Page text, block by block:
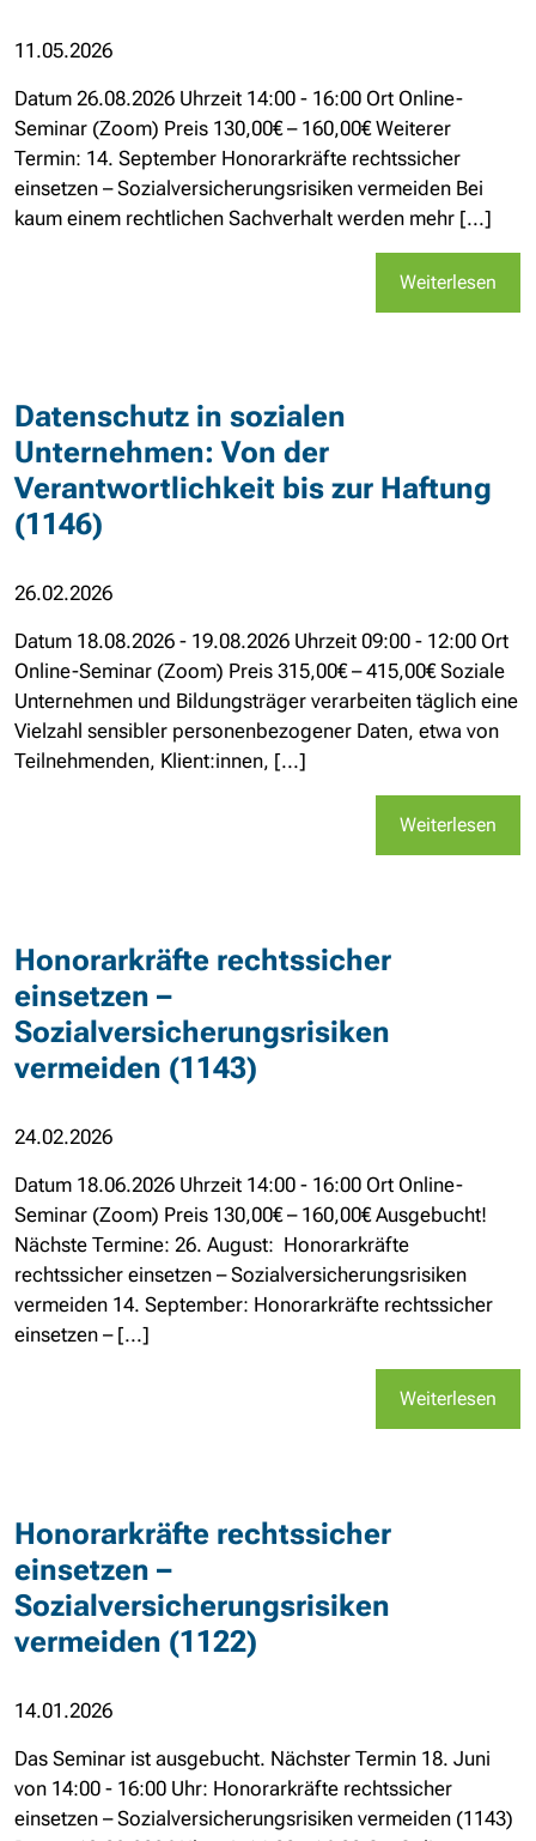
11.05.2026
Datum 26.08.2026 Uhrzeit 14:00 - 16:00 Ort Online-
Seminar (Zoom) Preis 130,00€ – 160,00€ Weiterer
Termin: 14. September Honorarkräfte rechtssicher
einsetzen – Sozialversicherungsrisiken vermeiden Bei
kaum einem rechtlichen Sachverhalt werden mehr [...]
Weiterlesen
Datenschutz in sozialen
Unternehmen: Von der
Verantwortlichkeit bis zur Haftung
(1146)
26.02.2026
Datum 18.08.2026 - 19.08.2026 Uhrzeit 09:00 - 12:00 Ort
Online-Seminar (Zoom) Preis 315,00€ – 415,00€ Soziale
Unternehmen und Bildungsträger verarbeiten täglich eine
Vielzahl sensibler personenbezogener Daten, etwa von
Teilnehmenden, Klient:innen, [...]
Weiterlesen
Honorarkräfte rechtssicher
einsetzen –
Sozialversicherungsrisiken
vermeiden (1143)
24.02.2026
Datum 18.06.2026 Uhrzeit 14:00 - 16:00 Ort Online-
Seminar (Zoom) Preis 130,00€ – 160,00€ Ausgebucht!
Nächste Termine: 26. August: Honorarkräfte
rechtssicher einsetzen – Sozialversicherungsrisiken
vermeiden 14. September: Honorarkräfte rechtssicher
einsetzen – [...]
Weiterlesen
Honorarkräfte rechtssicher
einsetzen –
Sozialversicherungsrisiken
vermeiden (1122)
14.01.2026
Das Seminar ist ausgebucht. Nächster Termin 18. Juni
von 14:00 - 16:00 Uhr: Honorarkräfte rechtssicher
einsetzen – Sozialversicherungsrisiken vermeiden (1143)